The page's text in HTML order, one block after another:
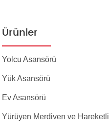
Ürünler
Yolcu Asansörü
Yük Asansörü
Ev Asansörü
Yürüyen Merdiven ve